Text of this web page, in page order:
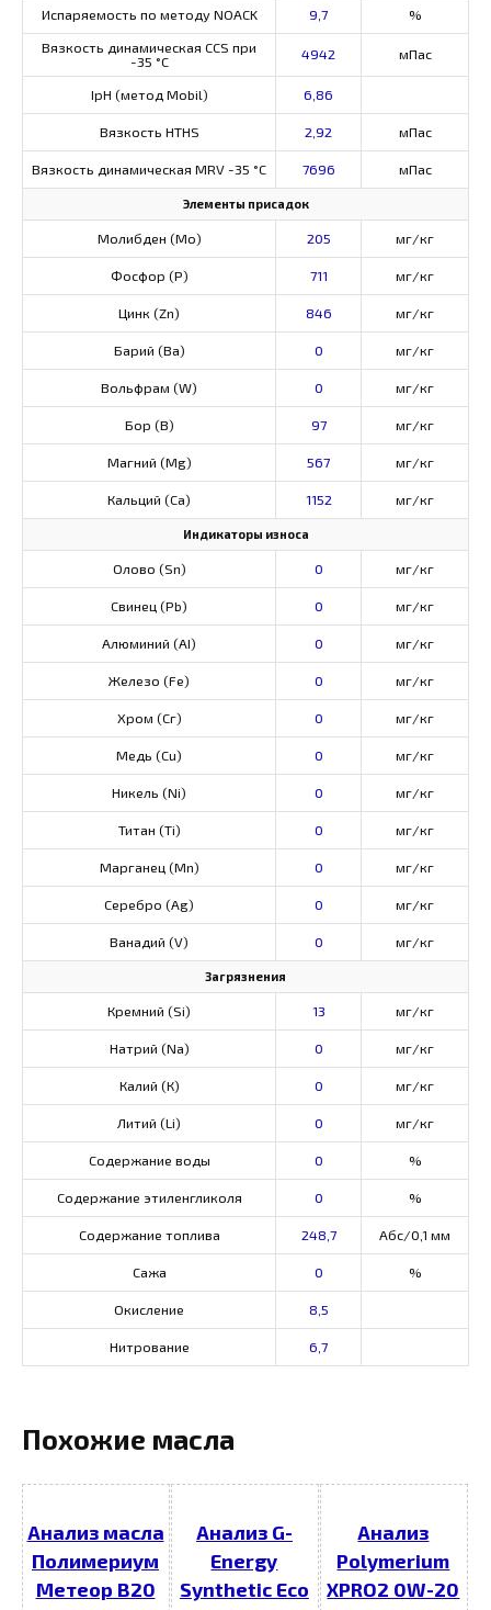
Испаряемость по методу NOACK 9,7
%
Вязкость динамическая CCS при
-35 °С
4942 мПас
IpH (метод Mobil) 6,86
Вязкость HTHS 2,92 мПас
Вязкость динамическая MRV -35 °С 7696 мПас
Элементы присадок
Молибден (Мо) 205 мг/кг
Фосфор (Р) 711 мг/кг
Цинк (Zn) 846 мг/кг
Барий (Ва) 0 мг/кг
Вольфрам (W) 0 мг/кг
Бор (В) 97 мг/кг
Магний (Mg) 567 мг/кг
Кальций (Са) 1152 мг/кг
Индикаторы износа
Олово (Sn) 0 мг/кг
Свинец (Pb) 0 мг/кг
Алюминий (AI) 0 мг/кг
Железо (Fe) 0 мг/кг
Хром (Сг) 0 мг/кг
Медь (Cu) 0 мг/кг
Никель (Ni) 0 мг/кг
Титан (Ti) 0 мг/кг
Марганец (Mn) 0 мг/кг
Серебро (Ag) 0 мг/кг
Ванадий (V) 0 мг/кг
Загрязнения
Кремний (Si) 13 мг/кг
Натрий (Na) 0 мг/кг
Калий (К) 0 мг/кг
Литий (Li) 0 мг/кг
Содержание воды 0 %
Содержание этиленгликоля 0 %
Содержание топлива 248,7 Абс/0,1 мм
Сажа 0 %
Окисление 8,5
Нитрование 6,7
Похожие масла
Анализ масла
Полимериум
Метеор В20
Анализ G-
Energy
Synthetic Eco
Анализ
Polymerium
XPRO2 0W-20